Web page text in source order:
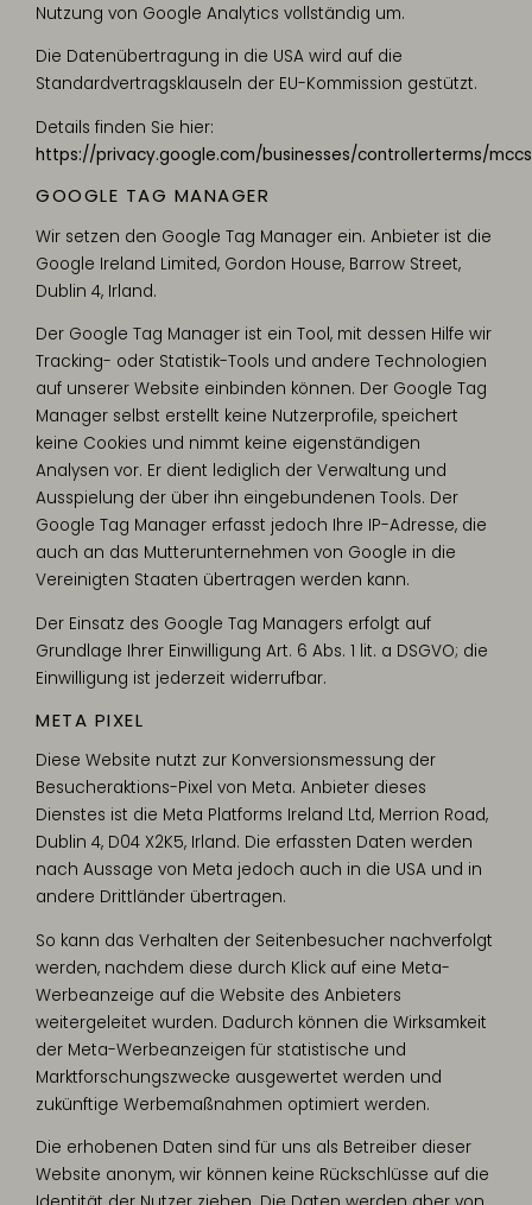
Nutzung von Google Analytics vollständig um.
Die Datenübertragung in die USA wird auf die
Standardvertragsklauseln der EU-Kommission gestützt.
Details finden Sie hier:
https://privacy.google.com/businesses/controllerterms/
GOOGLE TAG MANAGER
Wir setzen den Google Tag Manager ein. Anbieter ist die
Google Ireland Limited, Gordon House, Barrow Street,
Dublin 4, Irland.
Der Google Tag Manager ist ein Tool, mit dessen Hilfe wir
Tracking- oder Statistik-Tools und andere Technologien
auf unserer Website einbinden können. Der Google Tag
Manager selbst erstellt keine Nutzerprofile, speichert
keine Cookies und nimmt keine eigenständigen
Analysen vor. Er dient lediglich der Verwaltung und
Ausspielung der über ihn eingebundenen Tools. Der
Google Tag Manager erfasst jedoch Ihre IP-Adresse, die
auch an das Mutterunternehmen von Google in die
Vereinigten Staaten übertragen werden kann.
Der Einsatz des Google Tag Managers erfolgt auf
Grundlage Ihrer Einwilligung Art. 6 Abs. 1 lit. a DSGVO; die
Einwilligung ist jederzeit widerrufbar.
META PIXEL
Diese Website nutzt zur Konversionsmessung der
Besucheraktions-Pixel von Meta. Anbieter dieses
Dienstes ist die Meta Platforms Ireland Ltd, Merrion Road,
Dublin 4, D04 X2K5, Irland. Die erfassten Daten werden
nach Aussage von Meta jedoch auch in die USA und in
andere Drittländer übertragen.
So kann das Verhalten der Seitenbesucher nachverfolgt
werden, nachdem diese durch Klick auf eine Meta-
Werbeanzeige auf die Website des Anbieters
weitergeleitet wurden. Dadurch können die Wirksamkeit
der Meta-Werbeanzeigen für statistische und
Marktforschungszwecke ausgewertet werden und
zukünftige Werbemaßnahmen optimiert werden.
Die erhobenen Daten sind für uns als Betreiber dieser
Website anonym, wir können keine Rückschlüsse auf die